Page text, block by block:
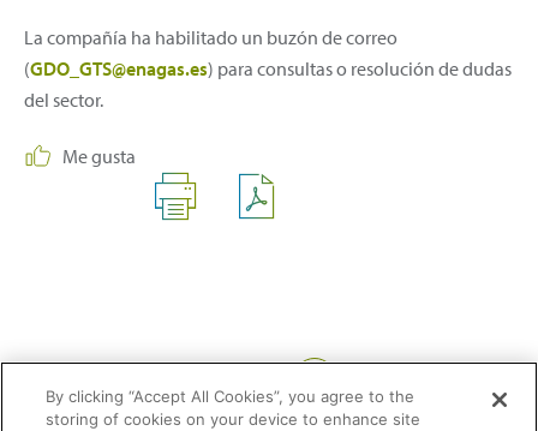
La compañía ha habilitado un buzón de correo
(GDO_GTS@enagas.es) para consultas o resolución de dudas
del sector.
Me gusta
By clicking “Accept All Cookies”, you agree to the
storing of cookies on your device to enhance site